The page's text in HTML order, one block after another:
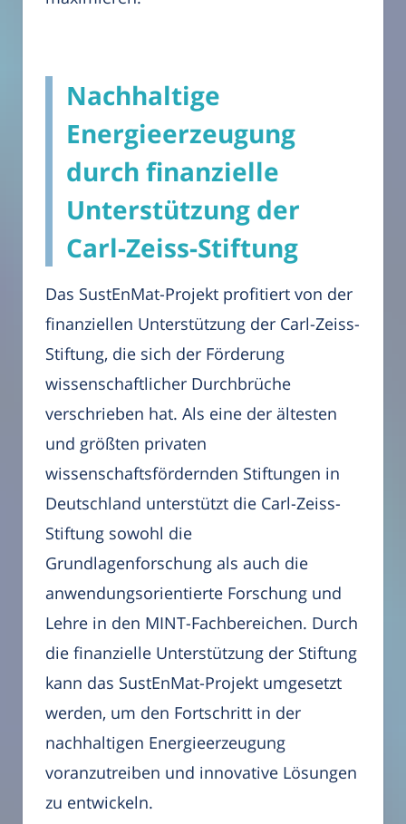
Nachhaltige
Energieerzeugung
durch finanzielle
Unterstützung der
Carl-Zeiss-Stiftung
Das SustEnMat-Projekt profitiert von der
finanziellen Unterstützung der Carl-Zeiss-
Stiftung, die sich der Förderung
wissenschaftlicher Durchbrüche
verschrieben hat. Als eine der ältesten
und größten privaten
wissenschaftsfördernden Stiftungen in
Deutschland unterstützt die Carl-Zeiss-
Stiftung sowohl die
Grundlagenforschung als auch die
anwendungsorientierte Forschung und
Lehre in den MINT-Fachbereichen. Durch
die finanzielle Unterstützung der Stiftung
kann das SustEnMat-Projekt umgesetzt
werden, um den Fortschritt in der
nachhaltigen Energieerzeugung
voranzutreiben und innovative Lösungen
zu entwickeln.